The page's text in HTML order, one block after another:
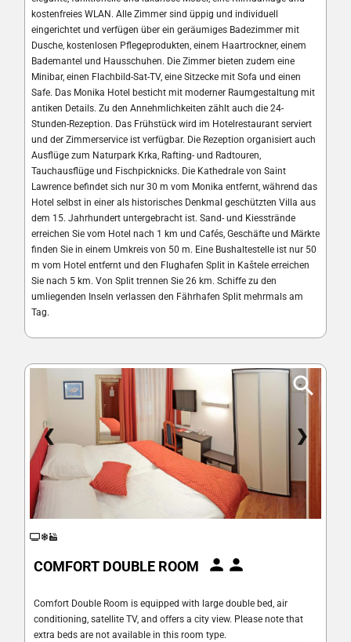
kostenfreies WLAN. Alle Zimmer sind üppig und individuell
eingerichtet und verfügen über ein geräumiges Badezimmer mit
Dusche, kostenlosen Pflegeprodukten, einem Haartrockner, einem
Bademantel und Hausschuhen. Die Zimmer bieten zudem eine
Minibar, einen Flachbild-Sat-TV, eine Sitzecke mit Sofa und einen
Safe. Das Monika Hotel besticht mit moderner Raumgestaltung mit
antiken Details. Zu den Annehmlichkeiten zählt auch die 24-
Stunden-Rezeption. Das Frühstück wird im Hotelrestaurant serviert
und der Zimmerservice ist verfügbar. Die Rezeption organisiert auch
Ausflüge zum Naturpark Krka, Rafting- und Radtouren,
Tauchausflüge und Fischpicknicks. Die Kathedrale von Saint
Lawrence befindet sich nur 30 m vom Monika entfernt, während das
Hotel selbst in einer als historisches Denkmal geschützten Villa aus
dem 15. Jahrhundert untergebracht ist. Sand- und Kiesstrände
erreichen Sie vom Hotel nach 1 km und Cafés, Geschäfte und Märkte
finden Sie in einem Umkreis von 50 m. Eine Bushaltestelle ist nur 50
m vom Hotel entfernt und den Flughafen Split in Kaštele erreichen
Sie nach 5 km. Von Split trennen Sie 26 km. Schiffe zu den
umliegenden Inseln verlassen den Fährhafen Split mehrmals am
Tag.
❮ ❯
COMFORT DOUBLE ROOM
Comfort Double Room is equipped with large double bed, air
conditioning, satellite TV, and offers a city view. Please note that
extra beds are not available in this room type.